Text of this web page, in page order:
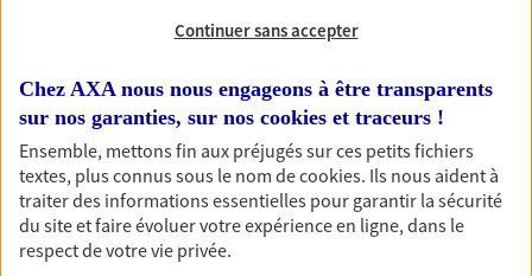
Nos offres phares
Épargne
Continuer sans accepter
Chez AXA nous nous engageons à être transparents
sur nos garanties, sur nos cookies et traceurs !
Ensemble, mettons fin aux préjugés sur ces petits fichiers
textes, plus connus sous le nom decookies. Ils nous aident à
traiter des informations essentielles pour garantir la sécurité
du site et faire évoluer votre expérience en ligne, dans le
respect de votre vie privée.